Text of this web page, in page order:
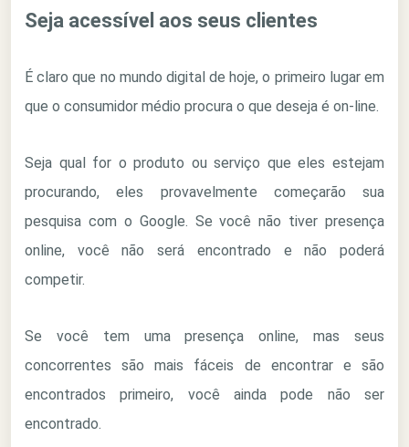
Seja acessível aos seus clientes
É claro que no mundo digital de hoje, o primeiro lugar em
que o consumidor médio procura o que deseja é on-line.
Seja qual for o produto ou serviço que eles estejam
procurando, eles provavelmente começarão sua
pesquisa com o Google. Se você não tiver presença
online, você não será encontrado e não poderá
competir.
Se você tem uma presença online, mas seus
concorrentes são mais fáceis de encontrar e são
encontrados primeiro, você ainda pode não ser
encontrado.